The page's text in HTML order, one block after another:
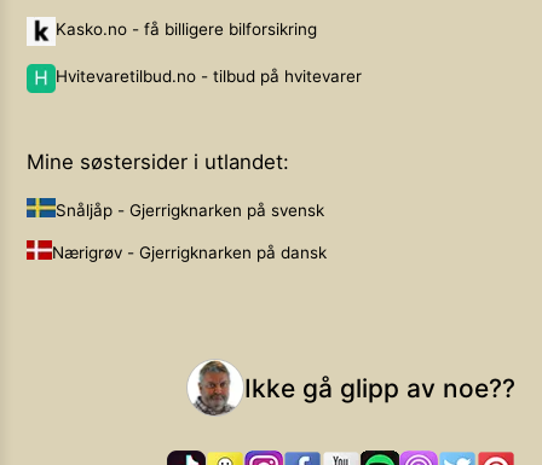
Kasko.no - få billigere bilforsikring
Hvitevaretilbud.no - tilbud på hvitevarer
Mine søstersider i utlandet:
Snåljåp - Gjerrigknarken på svensk
Nærigrøv - Gjerrigknarken på dansk
Ikke gå glipp av noe??